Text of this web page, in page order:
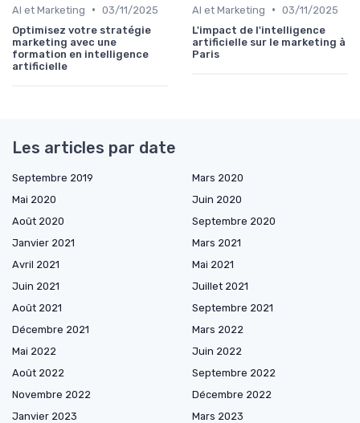
AI et Marketing • 03/11/2025
Optimisez votre stratégie
marketing avec une
formation en intelligence
artificielle
AI et Marketing • 03/11/2025
L'impact de l'intelligence
artificielle sur le marketing à
Paris
Les articles par date
Septembre 2019
Mars 2020
Mai 2020
Juin 2020
Août 2020
Septembre 2020
Janvier 2021
Mars 2021
Avril 2021
Mai 2021
Juin 2021
Juillet 2021
Août 2021
Septembre 2021
Décembre 2021
Mars 2022
Mai 2022
Juin 2022
Août 2022
Septembre 2022
Novembre 2022
Décembre 2022
Janvier 2023
Mars 2023